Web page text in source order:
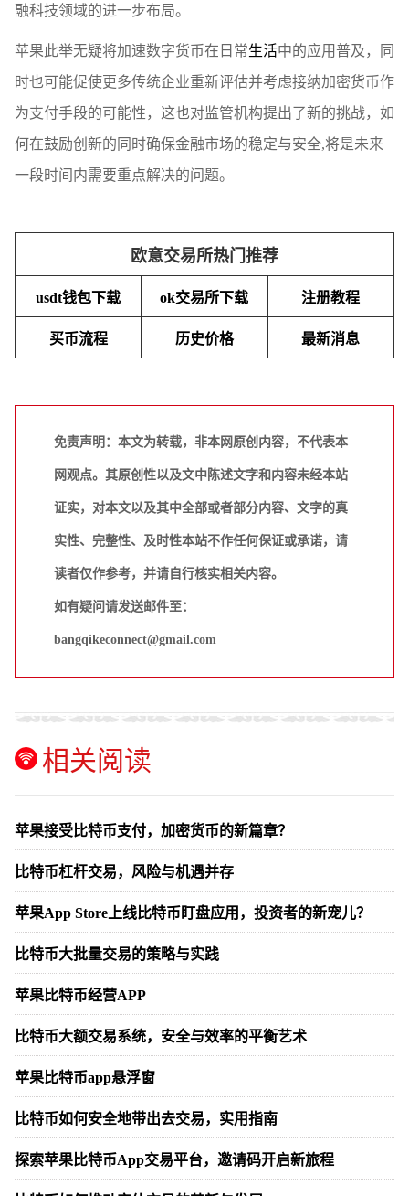
融科技领域的进一步布局。
苹果此举无疑将加速数字货币在日常生活中的应用普及，同
时也可能促使更多传统企业重新评估并考虑接纳加密货币作
为支付手段的可能性，这也对监管机构提出了新的挑战，如
何在鼓励创新的同时确保金融市场的稳定与安全,将是未来
一段时间内需要重点解决的问题。
欧意交易所热门推荐
usdt钱包下载 ok交易所下载 注册教程
买币流程 历史价格 最新消息
免责声明：本文为转载，非本网原创内容，不代表本
网观点。其原创性以及文中陈述文字和内容未经本站
证实，对本文以及其中全部或者部分内容、文字的真
实性、完整性、及时性本站不作任何保证或承诺，请
读者仅作参考，并请自行核实相关内容。
如有疑问请发送邮件至：
bangqikeconnect@gmail.com
相关阅读
苹果接受比特币支付，加密货币的新篇章？
比特币杠杆交易，风险与机遇并存
苹果App Store上线比特币盯盘应用，投资者的新宠儿？
比特币大批量交易的策略与实践
苹果比特币经营APP
比特币大额交易系统，安全与效率的平衡艺术
苹果比特币app悬浮窗
比特币如何安全地带出去交易，实用指南
探索苹果比特币App交易平台，邀请码开启新旅程